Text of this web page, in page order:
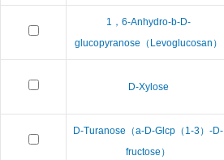
1，6-Anhydro-b-D-
glucopyranose（Levoglucosan）
D-Xylose
D-Turanose（a-D-Glcp（1-3）-D-
fructose）